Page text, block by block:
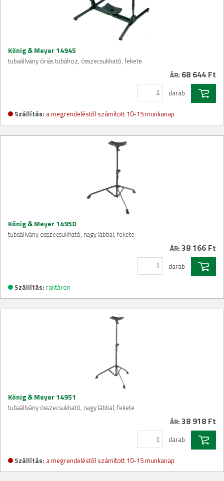
König & Meyer 14945
tubaállvány óriás tubához, összecsukható, fekete
ÁR: 68 644 Ft
darab
Szállítás: a megrendeléstől számított 10-15 munkanap
König & Meyer 14950
tubaállvány összecsukható, nagy lábbal, fekete
ÁR: 38 166 Ft
darab
Szállítás: raktáron
König & Meyer 14951
tubaállvány összecsukható, nagy lábbal, fekete
ÁR: 38 918 Ft
darab
Szállítás: a megrendeléstől számított 10-15 munkanap